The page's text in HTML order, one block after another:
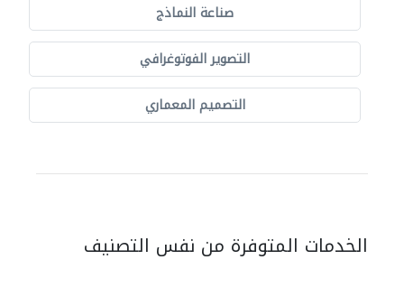
صناعة النماذج
التصوير الفوتوغرافي
التصميم المعماري
الخدمات المتوفرة من نفس التصنيف